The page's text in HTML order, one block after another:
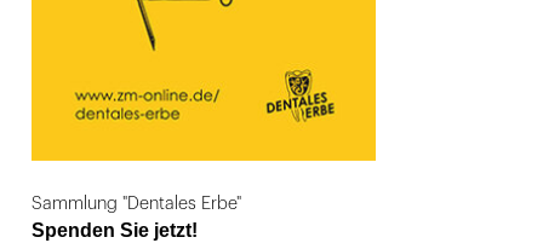
Sammlung "Dentales Erbe"
Spenden Sie jetzt!